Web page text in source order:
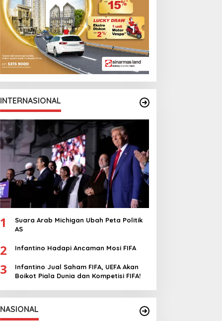
INTERNASIONAL
1
Suara Arab Michigan Ubah Peta Politik
AS
2 Infantino Hadapi Ancaman Mosi FIFA
3
Infantino Jual Saham FIFA, UEFA Akan
Boikot Piala Dunia dan Kompetisi FIFA!
NASIONAL